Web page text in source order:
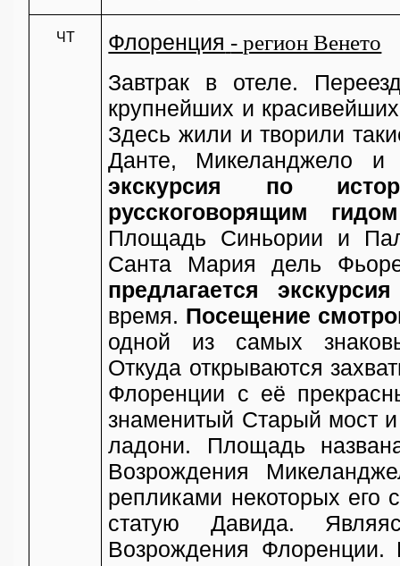
ЧТ Флоренция - регион Венето
Завтрак в отеле.
крупнейших и
Здесь жили и творили
Данте, Микеланджело
экскурсия по
русскоговорящим гидом
Площадь Синьории и
Санта Мария дель
предлагается
время. Посещение
одной из самых
Откуда открываются
Флоренции с её
знаменитый Старый мост
ладони. Площадь
Возрождения
репликами некоторых его
статую Давида.
Возрождения